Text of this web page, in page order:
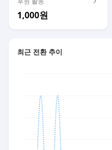
1,000원
최근 전환 추이